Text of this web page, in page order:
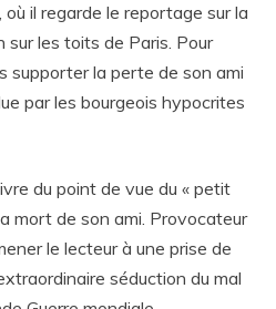
il regarde le reportage sur la
sur les toits de Paris. Pour
supporter la perte de son ami
par les bourgeois hypocrites
du point de vue du « petit
mort de son ami. Provocateur
le lecteur à une prise de
séduction du mal